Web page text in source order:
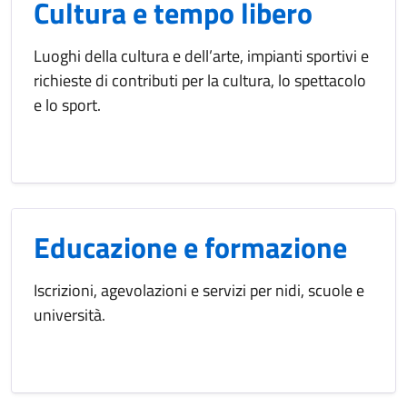
Cultura e tempo libero
Luoghi della cultura e dell’arte, impianti sportivi e
richieste di contributi per la cultura, lo spettacolo
e lo sport.
Educazione e formazione
Iscrizioni, agevolazioni e servizi per nidi, scuole e
università.